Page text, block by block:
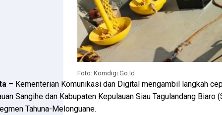
Foto: Komdigi.Go.Id
– Kementerian Komunikasi dan Digital mengambil langkah
Sangihe dan Kabupaten Kepulauan Siau Tagulandang
Tahuna-Melonguane.